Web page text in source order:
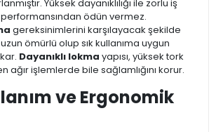
Yüksek dayanıklılığı ile zorlu iş
ödün vermez.
gereksinimlerini karşılayacak şekilde
ömürlü olup sık kullanıma uygun
Dayanıklı lokma yapısı, yüksek tork
ağır işlemlerde bile sağlamlığını korur.
ve Ergonomik